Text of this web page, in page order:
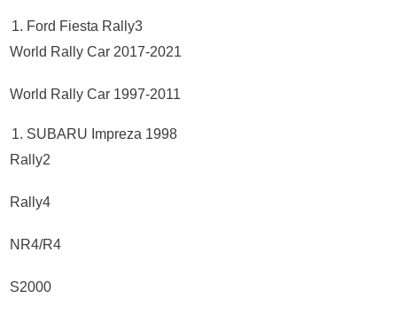
Ford Fiesta Rally3
World Rally Car 2017-2021
World Rally Car 1997-2011
SUBARU Impreza 1998
Rally2
Rally4
NR4/R4
S2000